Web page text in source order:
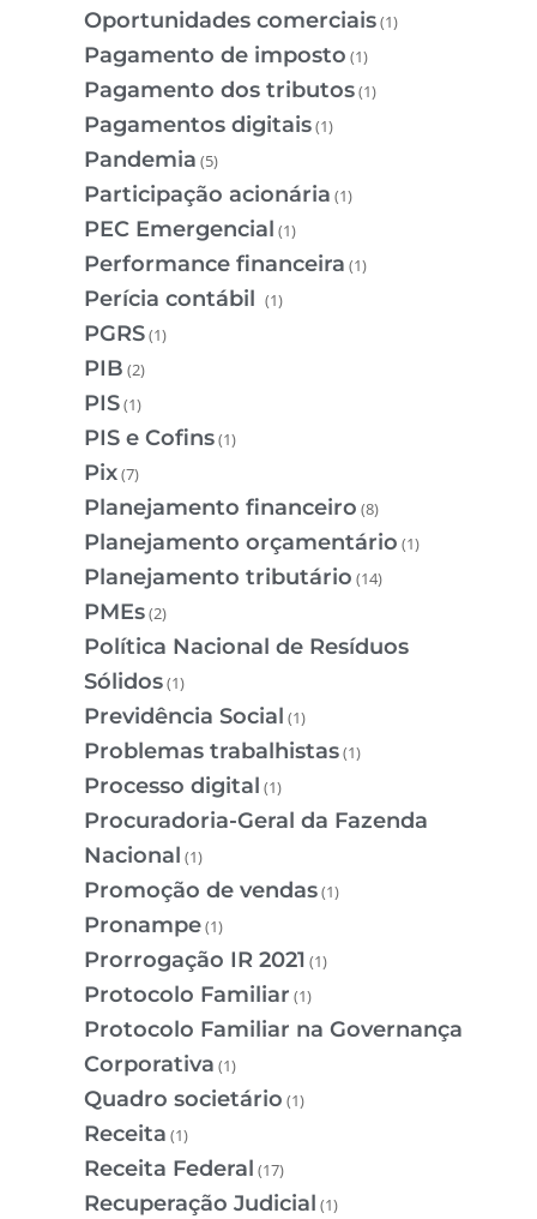
Oportunidades comerciais(1)
Pagamento de imposto (1)
Pagamento dos tributos(1)
Pagamentos digitais(1)
Pandemia (5)
Participação acionária (1)
PEC Emergencial (1)
Performance financeira (1)
Perícia contábil (1)
PGRS(1)
PIB (2)
PIS(1)
PIS e Cofins(1)
Pix(7)
Planejamento financeiro (8)
Planejamento orçamentário (1)
Planejamento tributário (14)
PMEs(2)
Política Nacional de Resíduos
Sólidos(1)
Previdência Social (1)
Problemas trabalhistas(1)
Processo digital (1)
Procuradoria-Geral da Fazenda
Nacional (1)
Promoção de vendas(1)
Pronampe(1)
Prorrogação IR 2021 (1)
Protocolo Familiar (1)
Protocolo Familiar na Governança
Corporativa (1)
Quadro societário (1)
Receita (1)
Receita Federal (17)
Recuperação Judicial (1)